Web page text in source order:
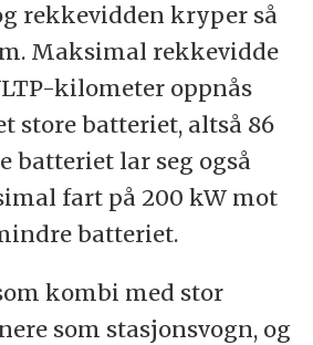
rekkevidden kryper så
Maksimal rekkevidde
kilometer oppnås
store batteriet, altså 86
batteriet lar seg også
fart på 200 kW mot
batteriet.
kombi med stor
som stasjonsvogn, og